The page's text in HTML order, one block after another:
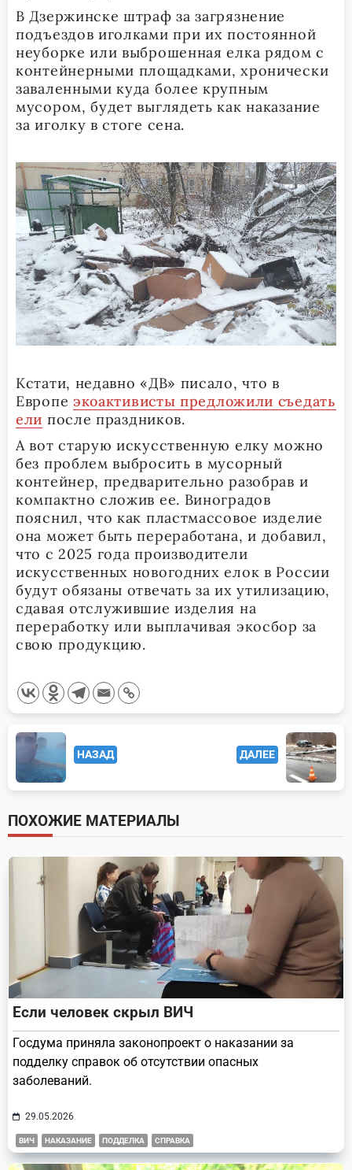
В Дзержинске штраф за загрязнение
подъездов иголками при их постоянной
неуборке или выброшенная елка рядом с
контейнерными площадками, хронически
заваленными куда более крупным
мусором, будет выглядеть как наказание
за иголку в стоге сена.
Кстати, недавно «ДВ» писало, что в
Европе экоактивисты предложили съедать
ели после праздников.
А вот старую искусственную елку можно
без проблем выбросить в мусорный
контейнер, предварительно разобрав и
компактно сложив ее. Виноградов
пояснил, что как пластмассовое изделие
она может быть переработана, и добавил,
что с 2025 года производители
искусственных новогодних елок в России
будут обязаны отвечать за их утилизацию,
сдавая отслужившие изделия на
переработку или выплачивая экосбор за
свою продукцию.
<span
class="nav-
subtitle
screen-
reader-
text">Page</span>
НАЗАД ДАЛЕЕ
ПОХОЖИЕ МАТЕРИАЛЫ
Если человек скрыл ВИЧ
Госдума приняла законопроект о наказании за
подделку справок об отсутствии опасных
заболеваний.
29.05.2026
ВИЧ НАКАЗАНИЕ ПОДДЕЛКА СПРАВКА